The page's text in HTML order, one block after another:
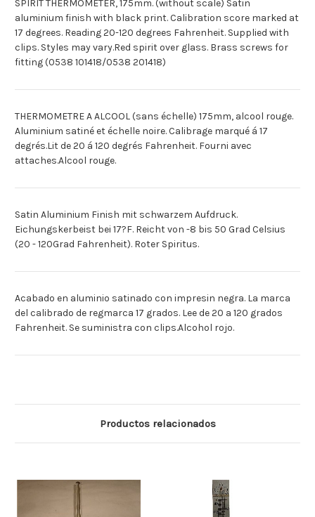
SPIRIT THERMOMETER, 175mm. (without scale) Satin
aluminium finish with black print. Calibration score marked at
17 degrees. Reading 20-120 degrees Fahrenheit. Supplied with
clips. Styles may vary.Red spirit over glass. Brass screws for
fitting (0538 101418/0538 201418)
THERMOMETRE A ALCOOL (sans échelle) 175mm, alcool rouge.
Aluminium satiné et échelle noire. Calibrage marqué á 17
degrés.Lit de 20 á 120 degrés Fahrenheit. Fourni avec
attaches.Alcool rouge.
Satin Aluminium Finish mit schwarzem Aufdruck.
Eichungskerbeist bei 17?F. Reicht von -8 bis 50 Grad Celsius
(20 - 120Grad Fahrenheit). Roter Spiritus.
Acabado en aluminio satinado con impresin negra. La marca
del calibrado de regmarca 17 grados. Lee de 20 a 120 grados
Fahrenheit. Se suministra con clips.Alcohol rojo.
Productos relacionados